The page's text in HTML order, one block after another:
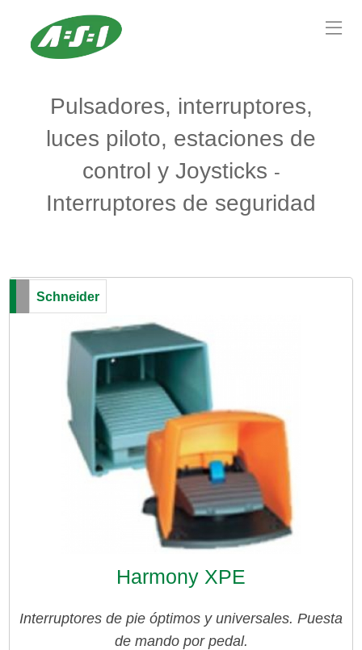
Pulsadores, interruptores,
luces piloto, estaciones de
control y Joysticks -
Interruptores de seguridad
Harmony XPE
Interruptores de pie óptimos y universales. Puesta
de mando por pedal.
Schneider